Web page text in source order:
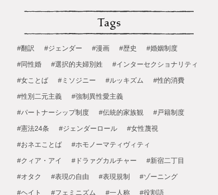
Tags
#翻訳 #ジェンダー #漫画 #歴史 #婚姻制度
#同性婚 #選択的夫婦別姓 #インターセクショナリティ
#女ことば #ミソジニー #ルッキズム #性的消費
#性別二元主義 #強制異性愛主義
#パートナーシップ制度 #伝統的家族観 #戸籍制度
#憲法24条 #ジェンダーロール #女性蔑視
#おネエことば #ホモノーマティヴィティ
#クィア・アイ #ドラァグカルチャー #新宿二丁目
#オタク #表現の自由 #表現規制 #ゾーニング
#ヘイト #フェミニズム #一人称 #役割語